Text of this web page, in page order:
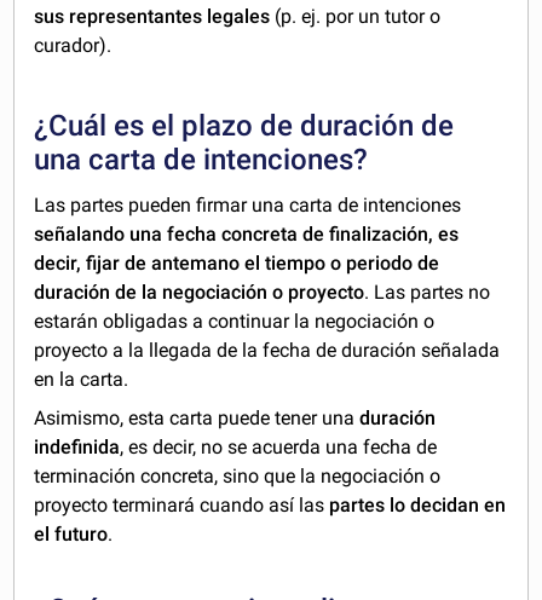
sus representantes legales (p. ej. por un tutor o
curador).
¿Cuál es el plazo de duración de
una carta de intenciones?
Las partes pueden firmar una carta de intenciones
señalando una fecha concreta de finalización, es
decir, fijar de antemano el tiempo o periodo de
duración de la negociación o proyecto. Las partes no
estarán obligadas a continuar la negociación o
proyecto a la llegada de la fecha de duración señalada
en la carta.
Asimismo, esta carta puede tener unaduración
indefinida, es decir, no se acuerda una fecha de
terminación concreta, sino que la negociación o
proyecto terminará cuando así las partes lo decidan en
el futuro.